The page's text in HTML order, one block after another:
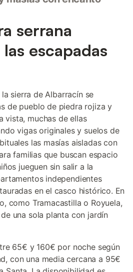
serrana
escapadas
sierra de Albarracín se
de pueblo de piedra rojiza y
vista, muchas de ellas
vigas originales y suelos de
las masías aisladas con
familias que buscan espacio
jueguen sin salir a la
independientes
en el casco histórico. En
como Tramacastilla o Royuela,
una sola planta con jardín
65€ y 160€ por noche según
con una media cercana a 95€